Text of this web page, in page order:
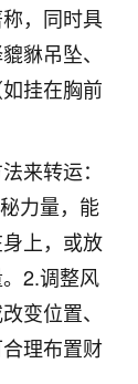
，同时具
貅吊坠、
挂在胸前
来转运：
力量，能
上，或放
2.调整风
变位置、
理布置财
又没什么大
，找不到问
跟老师聊过
理了一些因
要是心情好
。
最大的感
是命，半点